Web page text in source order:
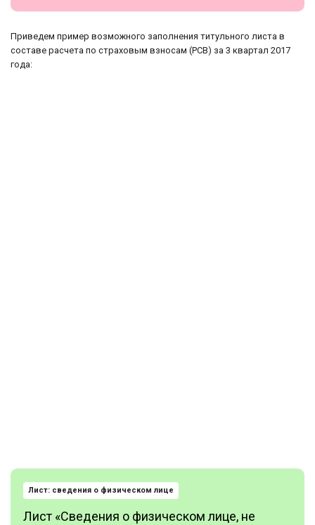
Приведем пример возможного заполнения титульного листа в
составе расчета по страховым взносам (РСВ) за 3 квартал 2017
года:
Лист: сведения о физическом лице
Лист «Сведения о физическом лице, не